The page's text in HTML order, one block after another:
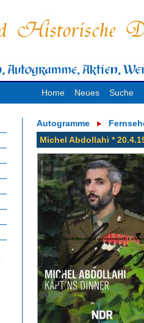
Home Neues Suche
Autogramme
Michel Abdollahi *